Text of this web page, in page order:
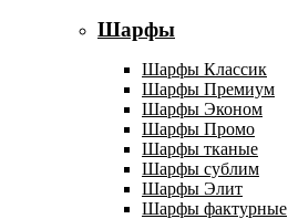
Шарфы
Шарфы Классик
Шарфы Премиум
Шарфы Эконом
Шарфы Промо
Шарфы тканые
Шарфы сублим
Шарфы Элит
Шарфы фактурные